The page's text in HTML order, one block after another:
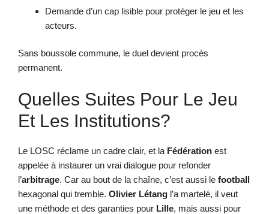
Demande d’un cap lisible pour protéger le jeu et les
acteurs.
Sans boussole commune, le duel devient procès
permanent.
Quelles Suites Pour Le Jeu
Et Les Institutions?
Le LOSC réclame un cadre clair, et la Fédération est
appelée à instaurer un vrai dialogue pour refonder
l’arbitrage. Car au bout de la chaîne, c’est aussi le football
hexagonal qui tremble. Olivier Létang l’a martelé, il veut
une méthode et des garanties pour Lille, mais aussi pour